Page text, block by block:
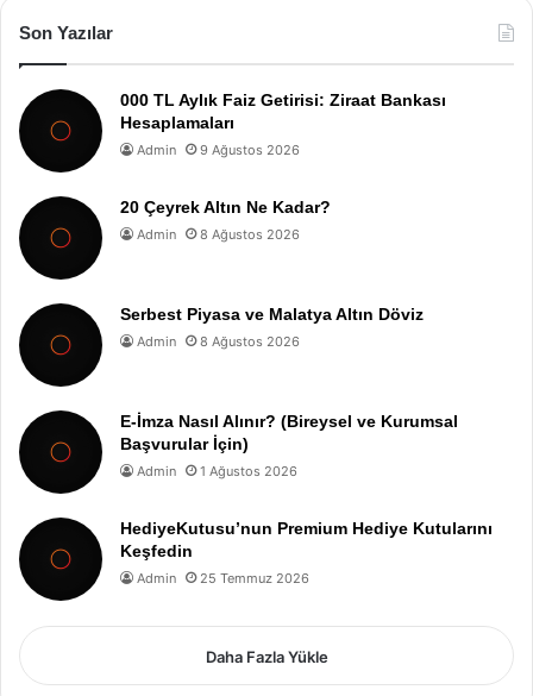
Son Yazılar
000 TL Aylık Faiz Getirisi: Ziraat Bankası
Hesaplamaları
Admin 9 Ağustos 2026
20 Çeyrek Altın Ne Kadar?
Admin 8 Ağustos 2026
Serbest Piyasa ve Malatya Altın Döviz
Admin 8 Ağustos 2026
E-İmza Nasıl Alınır? (Bireysel ve Kurumsal
Başvurular İçin)
Admin 1 Ağustos 2026
HediyeKutusu’nun Premium Hediye Kutularını
Keşfedin
Admin 25 Temmuz 2026
Daha Fazla Yükle